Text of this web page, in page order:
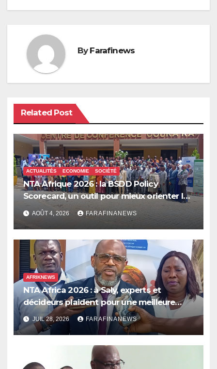
By Farafinews
Related Post
ACTUALITÉS ECONOMIE SOCIÉTÉ
NTA Afrique 2026 : la BSDD Policy
Scorecard, un outil pour mieux orienter les
dépenses publiques
AOÛT 4, 2026 FARAFINANEWS
AFRIKNEWS
NTA Africa 2026 : à Saly, experts et
décideurs plaident pour une meilleure
prise en compte de l’économie des soins
en Afrique
JUIL 28, 2026 FARAFINANEWS